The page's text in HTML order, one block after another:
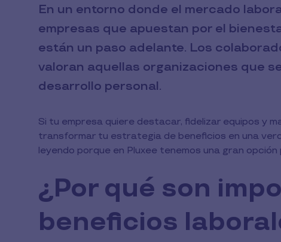
En un entorno donde el mercado
empresas que apuestan por el
están un paso adelante. Los
valoran aquellas organizaciones que
desarrollo personal.
Si tu empresa quiere destacar, fidelizar equipos y
transformar tu estrategia de beneficios en una
leyendo porque en Pluxee tenemos una gran opción
¿Por qué son
beneficios